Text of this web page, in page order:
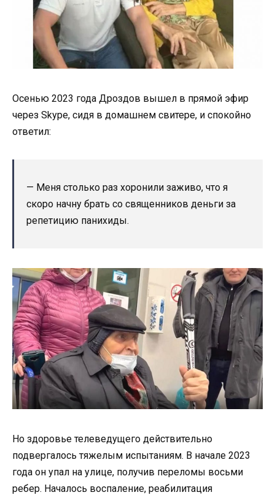
Осенью 2023 года Дроздов вышел в прямой эфир
через Skype, сидя в домашнем свитере, и спокойно
ответил:
— Меня столько раз хоронили заживо, что я
скоро начну брать со священников деньги за
репетицию панихиды.
Но здоровье телеведущего действительно
подвергалось тяжелым испытаниям. В начале 2023
года он упал на улице, получив переломы восьми
ребер. Началось воспаление, реабилитация